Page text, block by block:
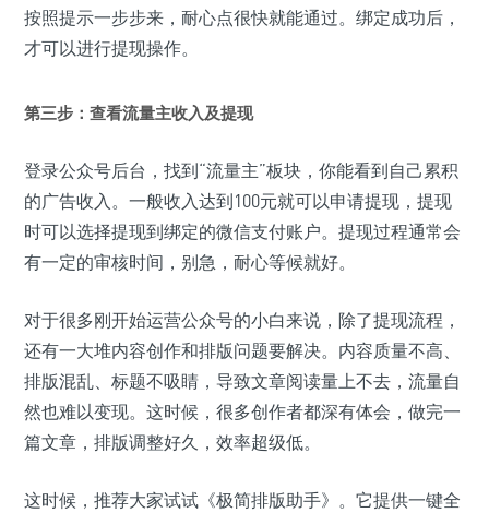
按照提示一步步来，耐心点很快就能通过。绑定成功后，
才可以进行提现操作。
第三步：查看流量主收入及提现
登录公众号后台，找到“流量主”板块，你能看到自己累积
的广告收入。一般收入达到100元就可以申请提现，提现
时可以选择提现到绑定的微信支付账户。提现过程通常会
有一定的审核时间，别急，耐心等候就好。
对于很多刚开始运营公众号的小白来说，除了提现流程，
还有一大堆内容创作和排版问题要解决。内容质量不高、
排版混乱、标题不吸睛，导致文章阅读量上不去，流量自
然也难以变现。这时候，很多创作者都深有体会，做完一
篇文章，排版调整好久，效率超级低。
这时候，推荐大家试试《极简排版助手》。它提供一键全